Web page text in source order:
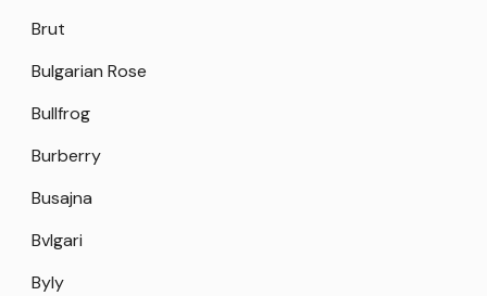
Brut
Bulgarian Rose
Bullfrog
Burberry
Busajna
Bvlgari
Byly